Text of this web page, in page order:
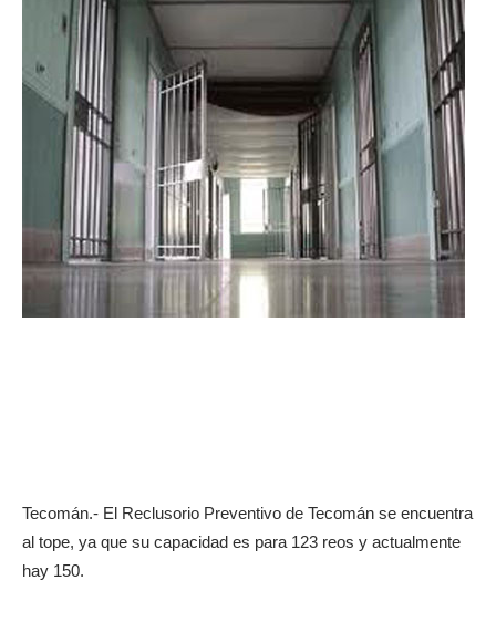
Tecomán.- El Reclusorio Preventivo de Tecomán se encuentra
al tope, ya que su capacidad es para 123 reos y actualmente
hay 150.